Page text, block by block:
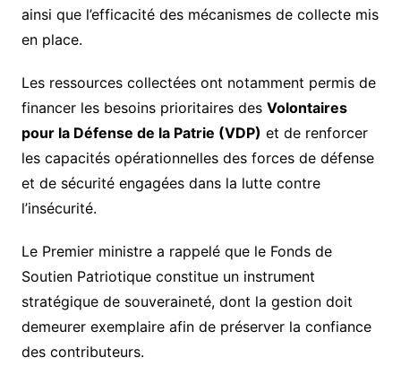
ainsi que l’efficacité des mécanismes de collecte mis
en place.
Les ressources collectées ont notamment permis de
financer les besoins prioritaires des Volontaires
pour la Défense de la Patrie (VDP) et de renforcer
les capacités opérationnelles des forces de défense
et de sécurité engagées dans la lutte contre
l’insécurité.
Le Premier ministre a rappelé que le Fonds de
Soutien Patriotique constitue un instrument
stratégique de souveraineté, dont la gestion doit
demeurer exemplaire afin de préserver la confiance
des contributeurs.